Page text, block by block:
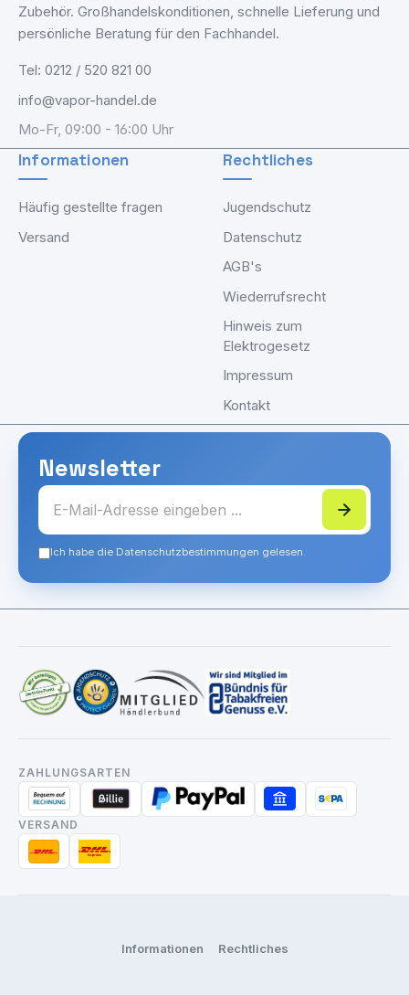
Zubehör. Großhandelskonditionen, schnelle Lieferung und
persönliche Beratung für den Fachhandel.
Tel: 0212 / 520 821 00
info@vapor-handel.de
Mo-Fr, 09:00 - 16:00 Uhr
Informationen
Häufig gestellte fragen
Versand
Rechtliches
Jugendschutz
Datenschutz
AGB's
Wiederrufsrecht
Hinweis zum
Elektrogesetz
Impressum
Kontakt
Newsletter
Ich habe die Datenschutzbestimmungen gelesen.
ZAHLUNGSARTEN
VERSAND
Informationen Rechtliches